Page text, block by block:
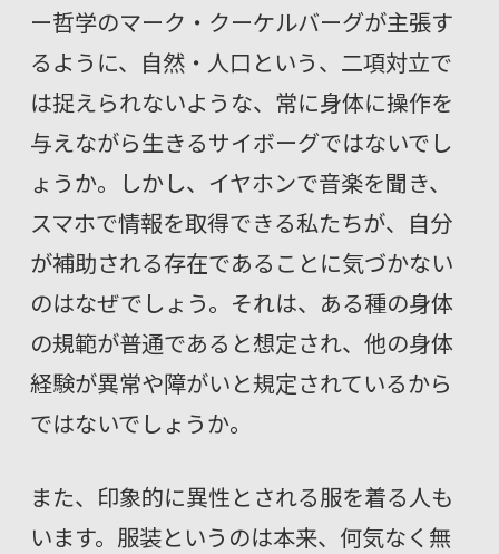
ー哲学のマーク・クーケルバーグが主張す
るように、自然・人口という、二項対立で
は捉えられないような、常に身体に操作を
与えながら生きるサイボーグではないでし
ょうか。しかし、イヤホンで音楽を聞き、
スマホで情報を取得できる私たちが、自分
が補助される存在であることに気づかない
のはなぜでしょう。それは、ある種の身体
の規範が普通であると想定され、他の身体
経験が異常や障がいと規定されているから
ではないでしょうか。
また、印象的に異性とされる服を着る人も
います。服装というのは本来、何気なく無